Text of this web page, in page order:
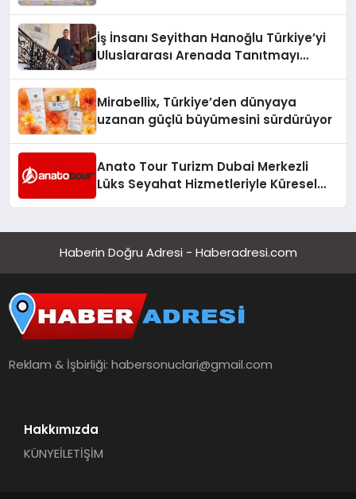
İş İnsanı Seyithan Hanoğlu Türkiye’yi
Uluslararası Arenada Tanıtmayı
Mirabellix, Türkiye’den dünyaya
uzanan güçlü büyümesini sürdürüyor
Anato Tour Turizm Dubai Merkezli
Lüks Seyahat Hizmetleriyle Küresel
Haberin Doğru Adresi - Haberadresi.com
Reklam & İşbirliği:habersonuclari@gmail.com
Hakkımızda
KÜNYEİLETİŞİM